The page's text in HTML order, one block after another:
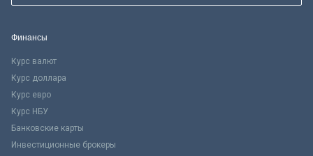
Финансы
Курс валют
Курс доллара
Курс евро
Курс НБУ
Банковские карты
Инвестиционные брокеры